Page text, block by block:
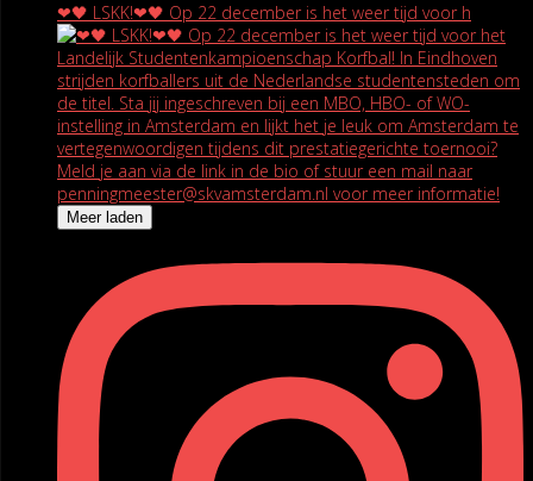
❤🖤 LSKK!❤🖤 Op 22 december is het weer tijd voor h
Meer laden